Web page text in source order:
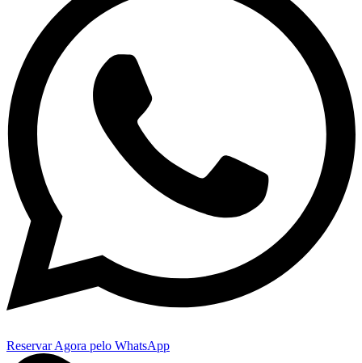
Reservar Agora pelo WhatsApp